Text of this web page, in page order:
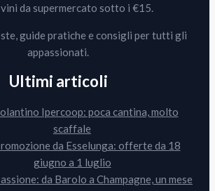
da supermercato sotto i €15.
guide pratiche e consigli per tutti gli
appassionati.
Ultimi articoli
Ipercoop: poca cantina, molto
scaffale
da Esselunga: offerte da 18
giugno a 1 luglio
da Barolo a Champagne, un mese